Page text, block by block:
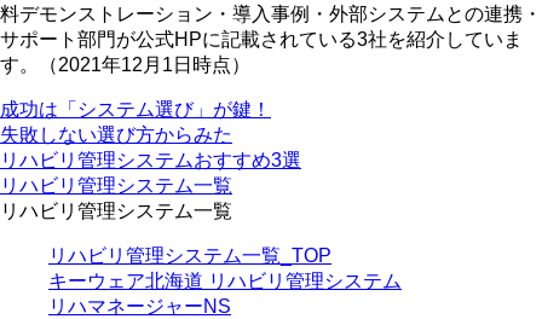
料デモンストレーション・導入事例・外部システムとの連携・
サポート部門が公式HPに記載されている3社を紹介していま
す。（2021年12月1日時点）
成功は 「システム選び」 が鍵！
失敗しない選び方からみた
リハビリ管理システムおすすめ3選
リハビリ管理システム一覧
リハビリ管理システム一覧
リハビリ管理システム一覧_TOP
キーウェア北海道 リハビリ管理システム
リハマネージャーNS